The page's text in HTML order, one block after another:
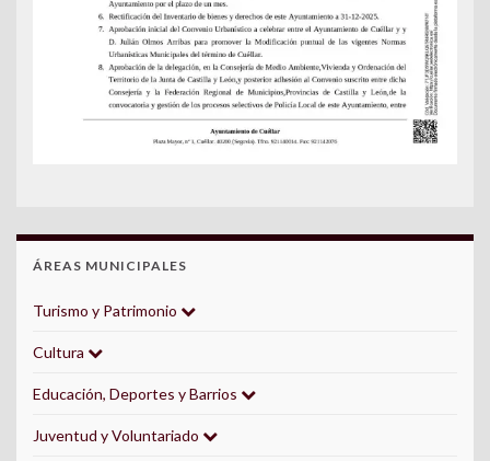
ÁREAS MUNICIPALES
Turismo y Patrimonio
Cultura
Educación, Deportes y Barrios
Juventud y Voluntariado